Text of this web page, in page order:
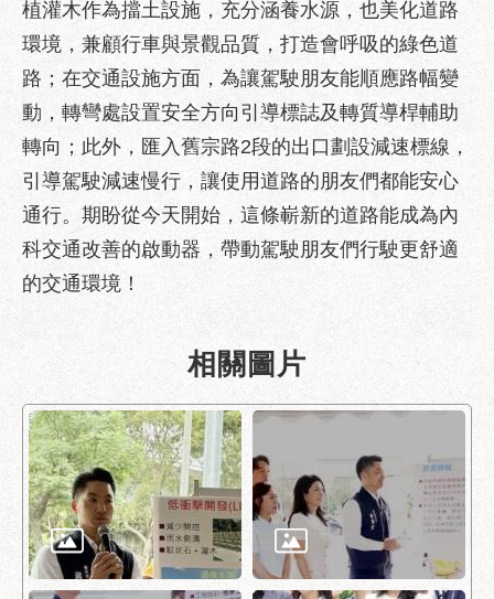
助
專
區
網
站
導
覽
回
首
頁
English
北
通
台
北
服
務
通
植灌木作為擋土設施，充分涵養水源，也美化道路
環境，兼顧行車與景觀品質，打造會呼吸的綠色道
路；在交通設施方面，為讓駕駛朋友能順應路幅變
動，轉彎處設置安全方向引導標誌及轉質導桿輔助
轉向；此外，匯入舊宗路2段的出口劃設減速標線，
引導駕駛減速慢行，讓使用道路的朋友們都能安心
通行。期盼從今天開始，這條嶄新的道路能成為內
科交通改善的啟動器，帶動駕駛朋友們行駛更舒適
的交通環境！
相關圖片